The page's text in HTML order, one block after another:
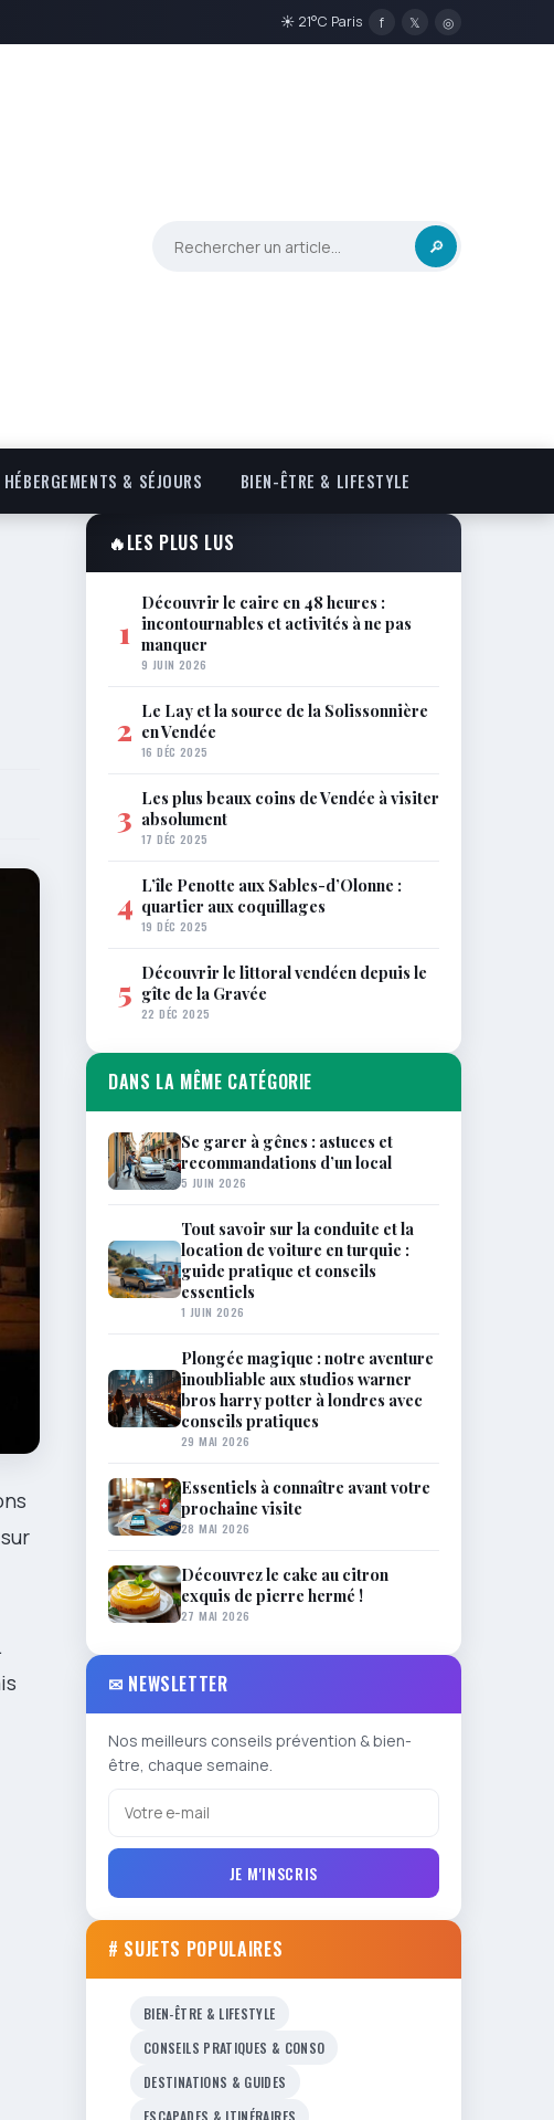
☀ 21°C Paris f 𝕏 ◎
🔎
HÉBERGEMENTS & SÉJOURS BIEN-ÊTRE & LIFESTYLE
🔥LES PLUS LUS
1
Découvrir le caire en 48 heures :
incontournables et activités à ne pas
manquer
9 JUIN 2026
2 Le Lay et la source de la Solissonnière
en Vendée
16 DÉC 2025
3 Les plus beaux coins de Vendée à visiter
absolument
17 DÉC 2025
4 L’île Penotte aux Sables-d’Olonne :
quartier aux coquillages
19 DÉC 2025
5 Découvrir le littoral vendéen depuis le
gîte de la Gravée
22 DÉC 2025
DANS LA MÊME CATÉGORIE
Se garer à gênes : astuces et
recommandations d’un local
5 JUIN 2026
Tout savoir sur la conduite et la
location de voiture en turquie :
guide pratique et conseils
essentiels
1 JUIN 2026
Plongée magique : notre aventure
inoubliable aux studios warner
bros harry potter à londres avec
conseils pratiques
29 MAI 2026
Essentiels à connaître avant votre
prochaine visite
28 MAI 2026
Découvrez le cake au citron
exquis de pierre hermé !
27 MAI 2026
✉ NEWSLETTER
Nos meilleurs conseils prévention & bien-
être, chaque semaine.
JE M'INSCRIS
# SUJETS POPULAIRES
BIEN-ÊTRE & LIFESTYLE
CONSEILS PRATIQUES & CONSO
DESTINATIONS & GUIDES
ESCAPADES & ITINÉRAIRES